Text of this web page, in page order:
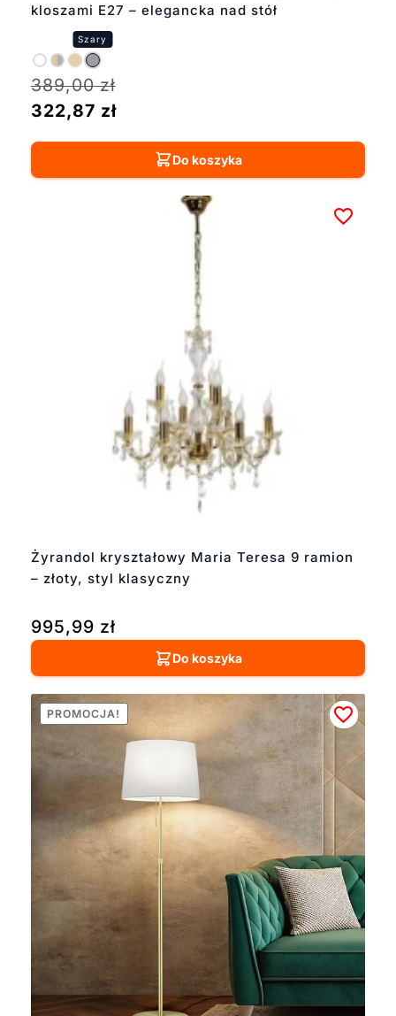
kloszami E27 – elegancka nad stół
389,00zł
322,87 zł
Do koszyka
Żyrandol kryształowy Maria Teresa 9 ramion
– złoty, styl klasyczny
995,99 zł
Do koszyka
PROMOCJA!